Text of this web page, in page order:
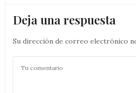
Deja una respuesta
Su dirección de correo electrónico